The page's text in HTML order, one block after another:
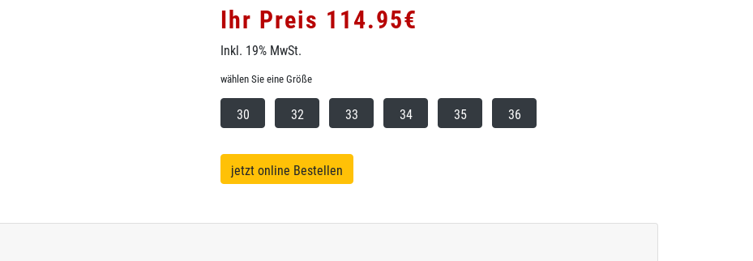
Ihr Preis 114.95€
Inkl. 19% MwSt.
wählen Sie eine Größe
30 32 33 34 35 36
jetzt online Bestellen